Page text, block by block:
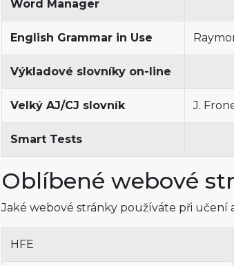
Word Manager
English Grammar in Use
Výkladové slovníky on-line
Velký AJ/CJ slovník J.
Smart Tests
Oblíbené webové
Jaké webové stránky používáte při učení
HFE